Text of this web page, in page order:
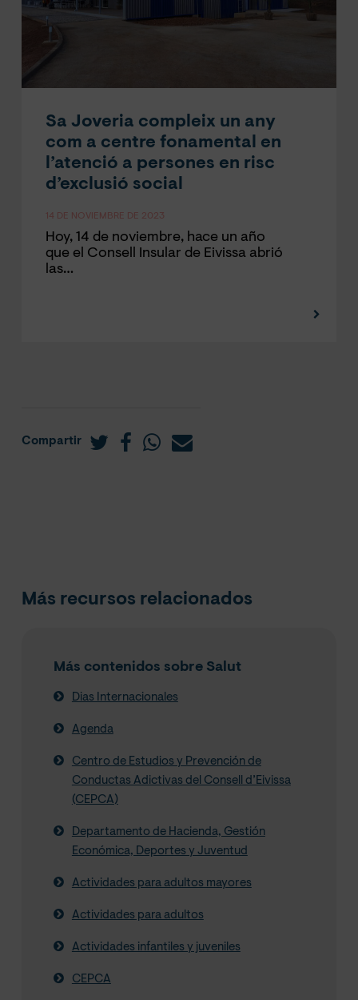
Sa Joveria compleix un any
com a centre fonamental en
l’atenció a persones en risc
d’exclusió social
14 DE NOVIEMBRE DE 2023
Hoy, 14 de noviembre, hace un año
que el Consell Insular de Eivissa abrió
las…
Compartir
Más recursos relacionados
Más contenidos sobre Salut
Dias Internacionales
Agenda
Centro de Estudios y Prevención de
Conductas Adictivas del Consell d’Eivissa
(CEPCA)
Departamento de Hacienda, Gestión
Económica, Deportes y Juventud
Actividades para adultos mayores
Actividades para adultos
Actividades infantiles y juveniles
CEPCA